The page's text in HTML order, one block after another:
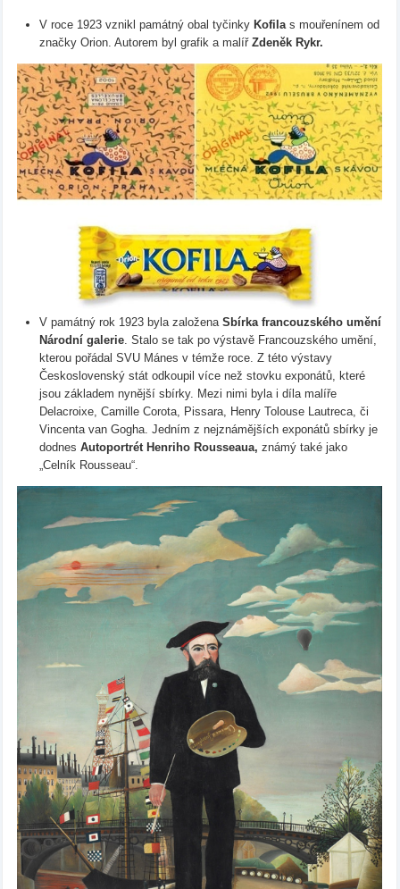
V roce 1923 vznikl památný obal tyčinky Kofila s mouřenínem od
značky Orion. Autorem byl grafik a malíř Zdeněk Rykr.
V památný rok 1923 byla založena Sbírka francouzského umění
Národní galerie. Stalo se tak po výstavě Francouzského umění,
kterou pořádal SVU Mánes v témže roce. Z této výstavy
Československý stát odkoupil více než stovku exponátů, které
jsou základem nynější sbírky. Mezi nimi byla i díla malíře
Delacroixe, Camille Corota, Pissara, Henry Tolouse Lautreca, či
Vincenta van Gogha. Jedním z nejznámějších exponátů sbírky je
dodnes Autoportrét Henriho Rousseaua, známý také jako
„Celník Rousseau“.